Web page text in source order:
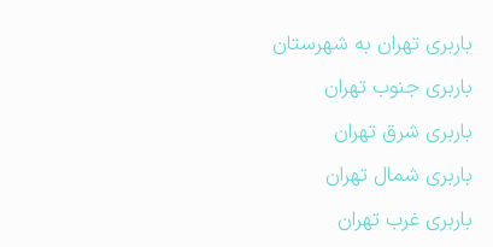
باربری تهران به شهرستان
باربری جنوب تهران
باربری شرق تهران
باربری شمال تهران
باربری غرب تهران